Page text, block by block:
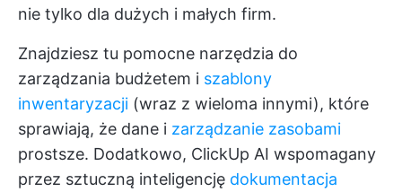
nie tylko dla dużych i małych firm.
Znajdziesz tu pomocne narzędzia do
zarządzania budżetem i szablony
inwentaryzacji (wraz z wieloma innymi), które
sprawiają, że dane i zarządzanie zasobami
prostsze. Dodatkowo, ClickUp AI wspomagany
przez sztuczną inteligencję dokumentacja